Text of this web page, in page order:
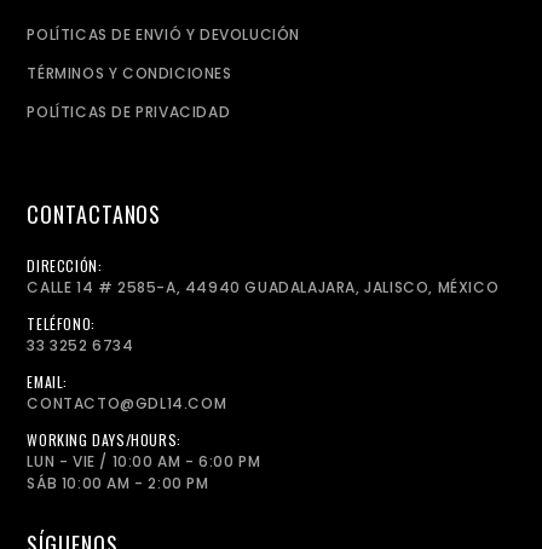
POLÍTICAS DE ENVIÓ Y DEVOLUCIÓN
TÉRMINOS Y CONDICIONES
POLÍTICAS DE PRIVACIDAD
CONTACTANOS
DIRECCIÓN:
CALLE 14 # 2585-A, 44940 GUADALAJARA, JALISCO, MÉXICO
TELÉFONO:
33 3252 6734
EMAIL:
CONTACTO@GDL14.COM
WORKING DAYS/HOURS:
LUN - VIE / 10:00 AM - 6:00 PM
SÁB 10:00 AM - 2:00 PM